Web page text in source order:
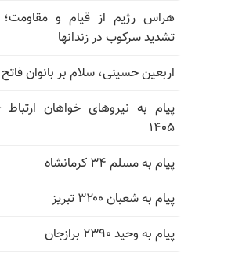
هراس رژیم از قیام و
تشدید سرکوب در زندانها
اربعین حسینی، سلام بر بانوان فاتح
۱۴۰۵
پیام به مسلم ۳۴ کرمانشاه
پیام به شعبان ۳۲۰۰ تبریز
پیام به وحید ۲۳۹۰ برازجان